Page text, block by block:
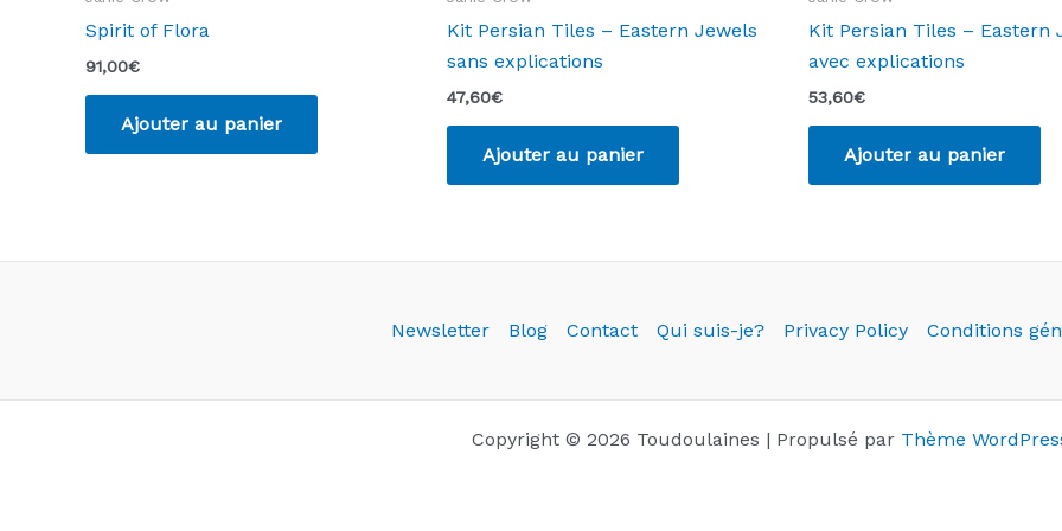
Spirit of Flora
91,00€
Ajouter au panier
Kit Persian Tiles – Eastern Jewels
sans explications
47,60€
Ajouter au panier
Kit Persian Tiles – Eastern
avec explications
53,60€
Ajouter au panier
Newsletter Blog Contact Qui suis-je? Privacy Policy Conditions
Copyright © 2026 Toudoulaines | Propulsé par Thème